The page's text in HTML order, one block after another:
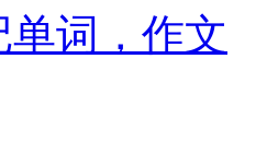
词，作文